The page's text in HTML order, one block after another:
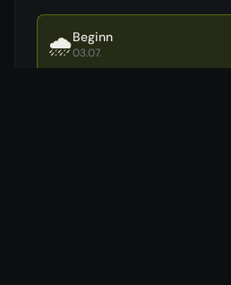
🌧️Beginn
03.07.